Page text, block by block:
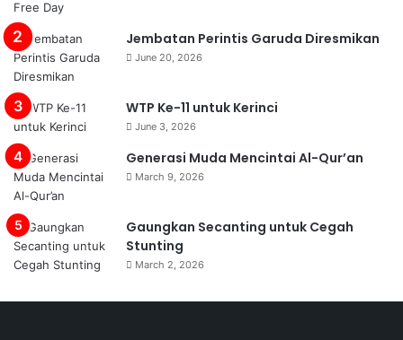
Jembatan Perintis Garuda Diresmikan
June 20, 2026
WTP Ke-11 untuk Kerinci
June 3, 2026
Generasi Muda Mencintai Al-Qur’an
March 9, 2026
Gaungkan Secanting untuk Cegah
Stunting
March 2, 2026